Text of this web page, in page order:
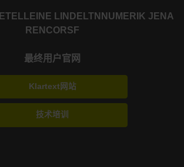
ETEL LEINE LINDE LTN NUMERIK JENA
RENCORSF
最终用户官网
Klartext网站
技术培训